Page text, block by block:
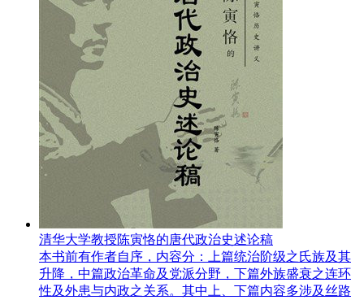
清华大学教授陈寅恪的唐代政治史述论稿
本书前有作者自序，内容分：上篇统治阶级之氏族及其
升降，中篇政治革命及党派分野，下篇外族盛衰之连环
性及外患与内政之关系。其中上、下篇内容多涉及丝路